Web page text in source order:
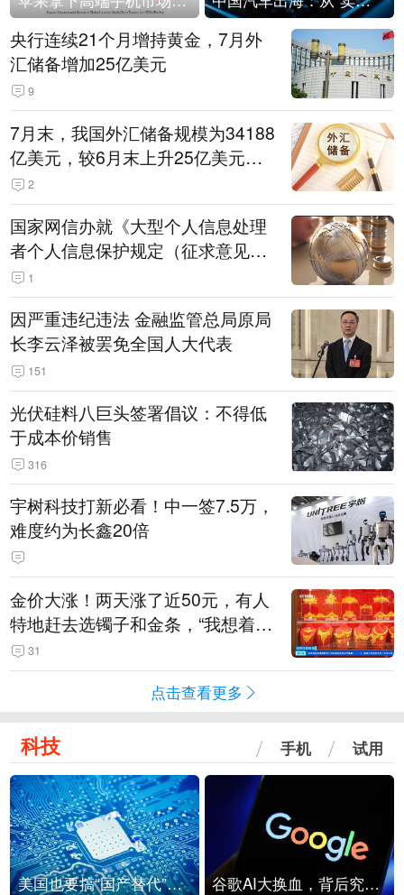
央行连续21个月增持黄金，7月外
汇储备增加25亿美元
9
7月末，我国外汇储备规模为34188
亿美元，较6月末上升25亿美元，
升幅为0.07%
2
国家网信办就《大型个人信息处理
者个人信息保护规定（征求意见
稿）》公开征求意见
1
因严重违纪违法 金融监管总局原局
长李云泽被罢免全国人大代表
151
光伏硅料八巨头签署倡议：不得低
于成本价销售
316
宇树科技打新必看！中一签7.5万，
难度约为长鑫20倍
金价大涨！两天涨了近50元，有人
特地赶去选镯子和金条，“我想着买
起来可以保值，小批量进一些货”
31
点击查看更多
科技 手机 试用
美国也要搞“国产替代”？先算清三笔账 谷歌AI大换血，背后究竟发生了什么？